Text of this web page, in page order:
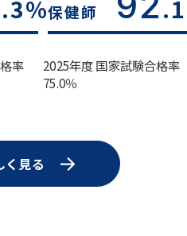
.3%保健師
率
2025年度 国家試験合格率
75.0％
く見る